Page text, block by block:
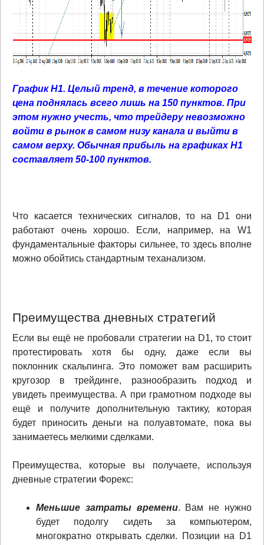
График Н1. Целый тренд, в течение которого
цена поднялась всего лишь на 150 пунктов. При
этом нужно учесть, что трейдеру невозможно
войти в рынок в самом низу канала и выйти в
самом верху. Обычная прибыль на графиках Н1
составляет 50-100 пунктов.
Что касается технических сигналов, то на D1 они
работают очень хорошо. Если, например, на W1
фундаментальные факторы сильнее, то здесь вполне
можно обойтись стандартным теханализом.
Преимущества дневных стратегий
Если вы ещё не пробовали стратегии на D1, то стоит
протестировать хотя бы одну, даже если вы
поклонник скальпинга. Это поможет вам расширить
кругозор в трейдинге, разнообразить подход и
увидеть преимущества. А при грамотном подходе вы
ещё и получите дополнительную тактику, которая
будет приносить деньги на полуавтомате, пока вы
занимаетесь мелкими сделками.
Преимущества, которые вы получаете, используя
дневные стратегии Форекс:
Меньшие затраты времени. Вам не нужно
будет подолгу сидеть за компьютером,
многократно открывать сделки. Позиции на D1